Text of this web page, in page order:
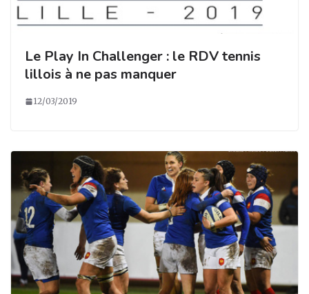
Le Play In Challenger : le RDV tennis
lillois à ne pas manquer
12/03/2019